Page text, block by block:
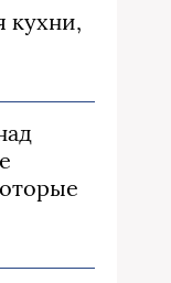
кухни,